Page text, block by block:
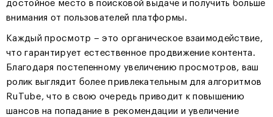
достойное место в поисковой выдаче и получить больше
внимания от пользователей платформы.
Каждый просмотр – это органическое взаимодействие,
что гарантирует естественное продвижение контента.
Благодаря постепенному увеличению просмотров, ваш
ролик выглядит более привлекательным для алгоритмов
RuTube, что в свою очередь приводит к повышению
шансов на попадание в рекомендации и увеличение